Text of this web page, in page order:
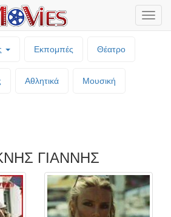
Εκπομπές Θέατρο
Αθλητικά Μουσική
ΓΙΑΝΝΗΣ